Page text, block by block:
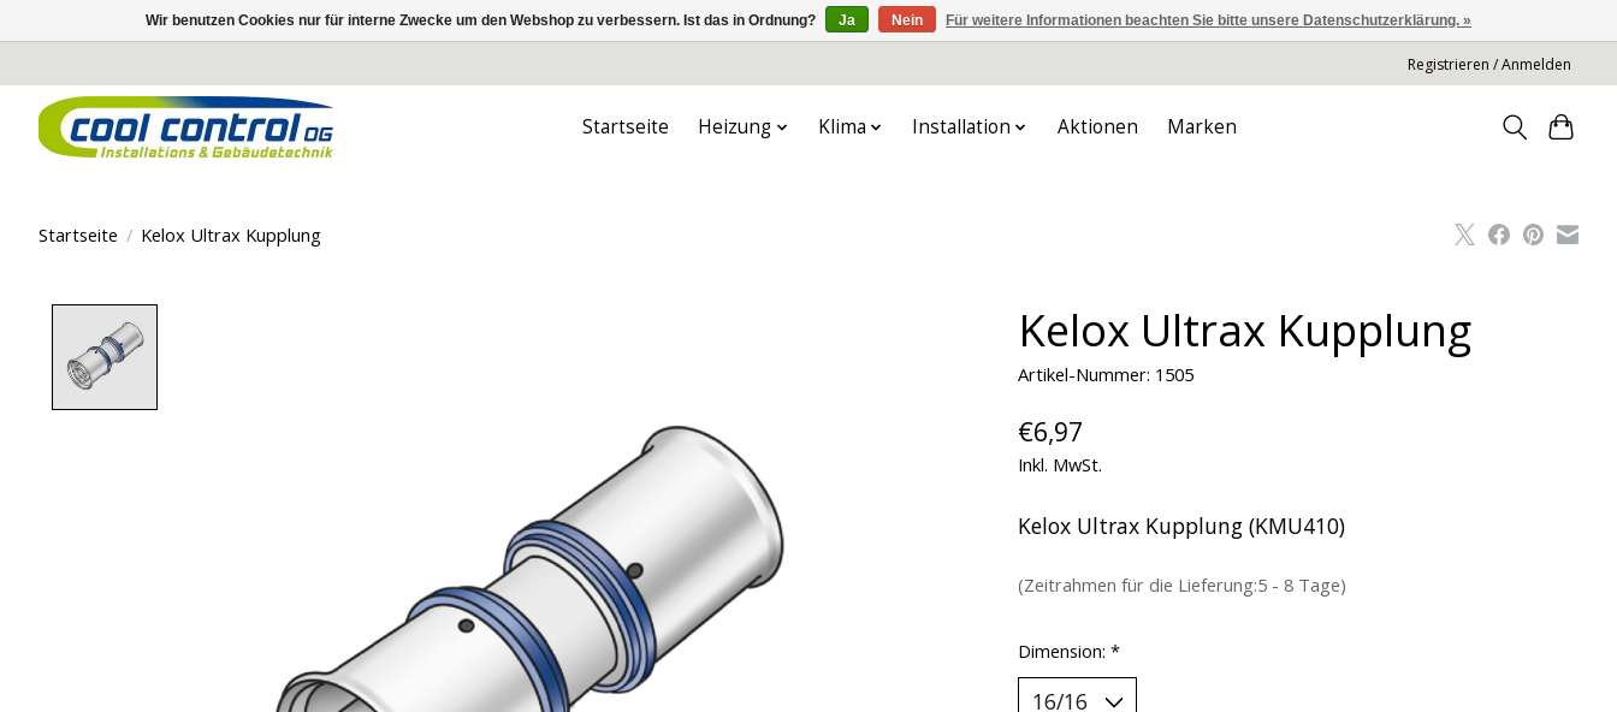
Registrieren / Anmelden
Startseite Heizung Klima Installation Aktionen Marken
Startseite / Kelox Ultrax Kupplung
Kelox Ultrax Kupplung
Artikel-Nummer: 1505
€6,97
Inkl. MwSt.
Kelox Ultrax Kupplung (KMU410)
(Zeitrahmen für die Lieferung:5 - 8 Tage)
Dimension: *
Wir benutzen Cookies nur für interne Zwecke um den Webshop zu verbessern. Ist das in Ordnung? Ja Nein Für weitere Informationen beachten Sie bitte unsere Datenschutzerklärung. »